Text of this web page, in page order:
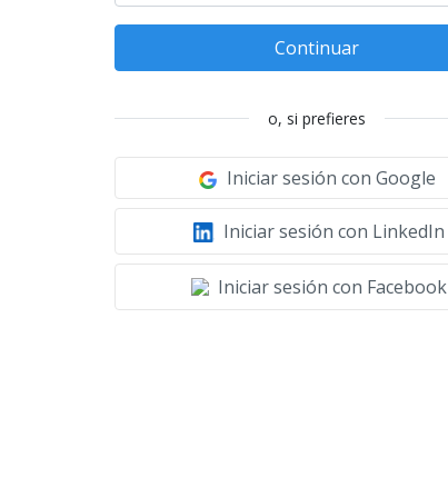
Continuar
o, si prefieres
Iniciar sesión con Google
Iniciar sesión con LinkedIn
Iniciar sesión con Facebook